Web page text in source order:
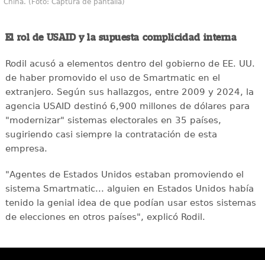
China. (Foto: Captura de pantalla)
El rol de USAID y la supuesta complicidad interna
Rodil acusó a elementos dentro del gobierno de EE. UU.
de haber promovido el uso de Smartmatic en el
extranjero. Según sus hallazgos, entre 2009 y 2024, la
agencia USAID destinó 6,900 millones de dólares para
"modernizar" sistemas electorales en 35 países,
sugiriendo casi siempre la contratación de esta
empresa.
"Agentes de Estados Unidos estaban promoviendo el
sistema Smartmatic... alguien en Estados Unidos había
tenido la genial idea de que podían usar estos sistemas
de elecciones en otros países", explicó Rodil.